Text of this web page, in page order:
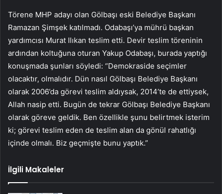
Törene MHP adayı olan Gölbaşı eski Belediye Başkanı
Ramazan Şimşek katılmadı. Odabaşı’ya mührü başkan
yardımcısı Murat Ilıkan teslim etti. Devir teslim töreninin
ardından koltuğuna oturan Yakup Odabaşı, burada yaptığı
konuşmada şunları söyledi: “Demokraside seçimler
olacaktır, olmalıdır. Dün nasıl Gölbaşı Belediye Başkanı
olarak 2006’da görevi teslim aldıysak, 2014’te de ettiysek,
Allah nasip etti. Bugün de tekrar Gölbaşı Belediye Başkanı
olarak göreve geldik. Ben özellikle şunu belirtmek isterim
ki; görevi teslim eden de teslim alan da gönül rahatlığı
içinde olmalı. Biz geçmişte bunu yaptık.”
İlgili Makaleler